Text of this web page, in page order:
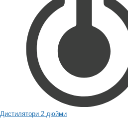
Дистилятори 2 дюйми